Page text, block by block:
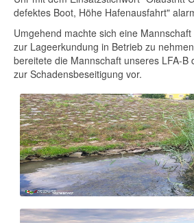
defektes Boot, Höhe Hafenausfahrt"
Umgehend machte sich eine
zur Lageerkundung in Betrieb zu
bereitete die Mannschaft unseres LFA-B
zur Schadensbeseitigung vor.